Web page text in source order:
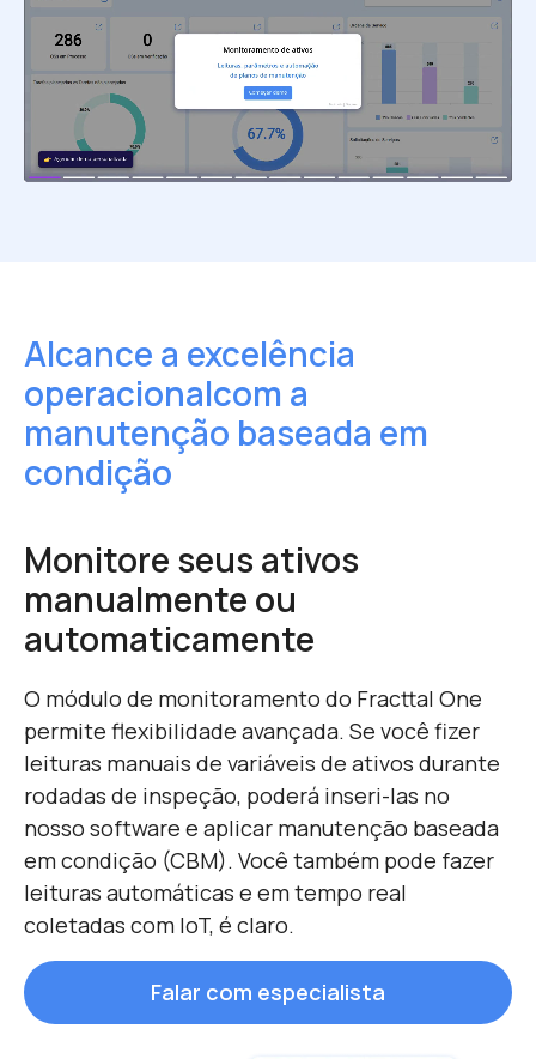
Alcance a excelência
operacionalcom a
manutenção baseada em
condição
Monitore seus ativos
manualmente ou
automaticamente
O módulo de monitoramento do Fracttal One
permite flexibilidade avançada. Se você fizer
leituras manuais de variáveis ​​de ativos durante
rodadas de inspeção, poderá inseri-las no
nosso software e aplicar manutenção baseada
em condição (CBM). Você também pode fazer
leituras automáticas e em tempo real
coletadas com IoT, é claro.
Falar com especialista